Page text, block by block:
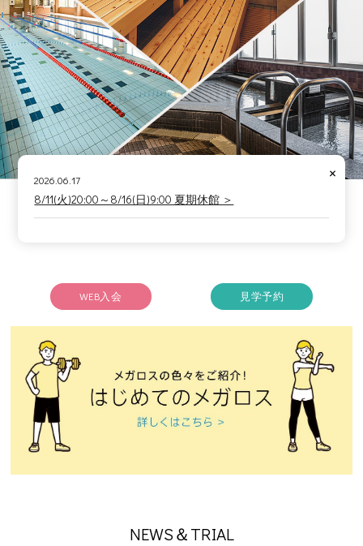
×
2026.06.17
8/11(火)20:00～8/16(日)9:00 夏期休館 ＞
WEB入会 見学予約
NEWS＆TRIAL